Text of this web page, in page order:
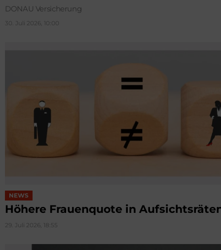
DONAU Versicherung
30. Juli 2026, 10:00
NEWS
Höhere Frauenquote in
29. Juli 2026, 18:55